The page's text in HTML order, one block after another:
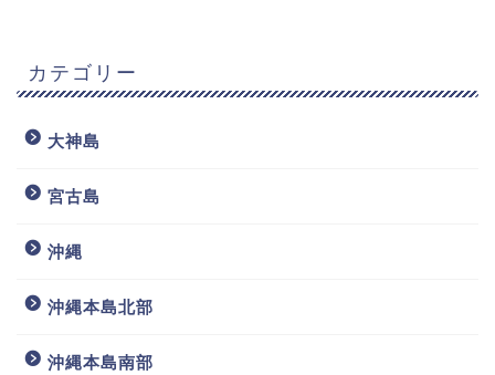
カテゴリー
大神島
宮古島
沖縄
沖縄本島北部
沖縄本島南部